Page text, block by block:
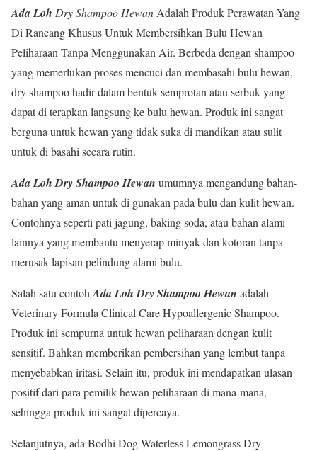
Ada Loh Dry Shampoo Hewan Adalah Produk Perawatan Yang
Di Rancang Khusus Untuk Membersihkan Bulu Hewan
Peliharaan Tanpa Menggunakan Air. Berbeda dengan shampoo
yang memerlukan proses mencuci dan membasahi bulu hewan,
dry shampoo hadir dalam bentuk semprotan atau serbuk yang
dapat di terapkan langsung ke bulu hewan. Produk ini sangat
berguna untuk hewan yang tidak suka di mandikan atau sulit
untuk di basahi secara rutin.
Ada Loh Dry Shampoo Hewan umumnya mengandung bahan-
bahan yang aman untuk di gunakan pada bulu dan kulit hewan.
Contohnya seperti pati jagung, baking soda, atau bahan alami
lainnya yang membantu menyerap minyak dan kotoran tanpa
merusak lapisan pelindung alami bulu.
Salah satu contoh Ada Loh Dry Shampoo Hewan adalah
Veterinary Formula Clinical Care Hypoallergenic Shampoo.
Produk ini sempurna untuk hewan peliharaan dengan kulit
sensitif. Bahkan memberikan pembersihan yang lembut tanpa
menyebabkan iritasi. Selain itu, produk ini mendapatkan ulasan
positif dari para pemilik hewan peliharaan di mana-mana,
sehingga produk ini sangat dipercaya.
Selanjutnya, ada Bodhi Dog Waterless Lemongrass Dry